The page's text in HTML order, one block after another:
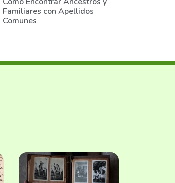
Familiares con Apellidos
Comunes